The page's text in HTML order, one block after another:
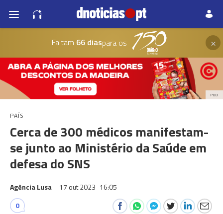
Faltam 66 diaspara os ×
PUB
PAÍS
Cerca de 300 médicos manifestam-
se junto ao Ministério da Saúde em
defesa do SNS
Agência Lusa 17 out 2023 16:05
0